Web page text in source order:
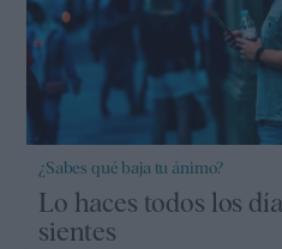
¿Sabes qué baja tu ánimo?
Lo haces todos los
sientes